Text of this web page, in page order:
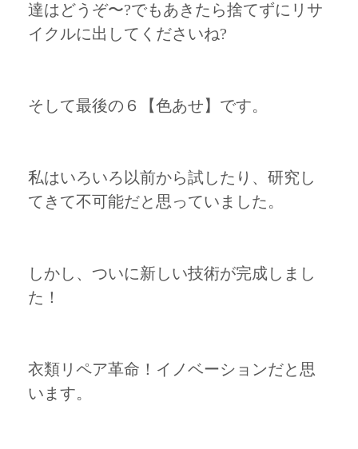
達はどうぞ〜?でもあきたら捨てずにリサ
イクルに出してくださいね?
そして最後の６【色あせ】です。
私はいろいろ以前から試したり、研究し
てきて不可能だと思っていました。
しかし、ついに新しい技術が完成しまし
た！
衣類リペア革命！イノベーションだと思
います。